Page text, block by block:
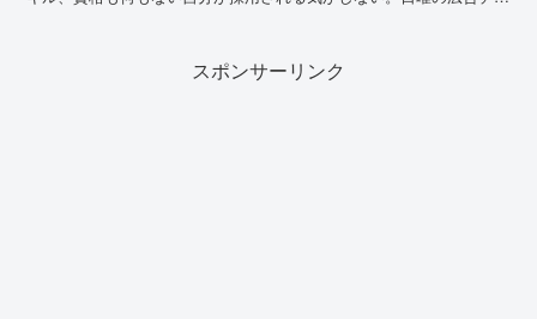
スポンサーリンク